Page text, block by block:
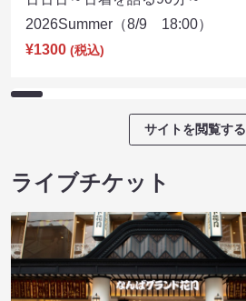
2026Summer（8/9 18:00）
¥1300 (税込)
サイトを閲覧する
ライブチケット